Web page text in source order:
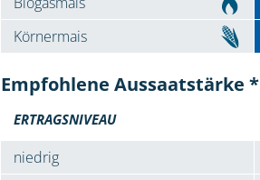
Körnermais
Empfohlene Aussaatstärke *
ERTRAGSNIVEAU
niedrig